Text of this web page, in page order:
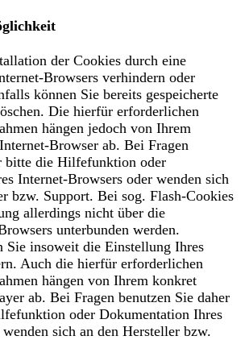
der Cookies durch eine
Browsers verhindern oder
können Sie bereits gespeicherte
Die hierfür erforderlichen
hängen jedoch von Ihrem
Browser ab. Bei Fragen
bitte die Hilfefunktion oder
Internet-Browsers oder wenden sich
bzw. Support. Bei sog. Flash-Cookies
allerdings nicht über die
unterbunden werden.
Sie insoweit die Einstellung Ihres
Auch die hierfür erforderlichen
hängen von Ihrem konkret
ab. Bei Fragen benutzen Sie daher
oder Dokumentation Ihres
sich an den Hersteller bzw.